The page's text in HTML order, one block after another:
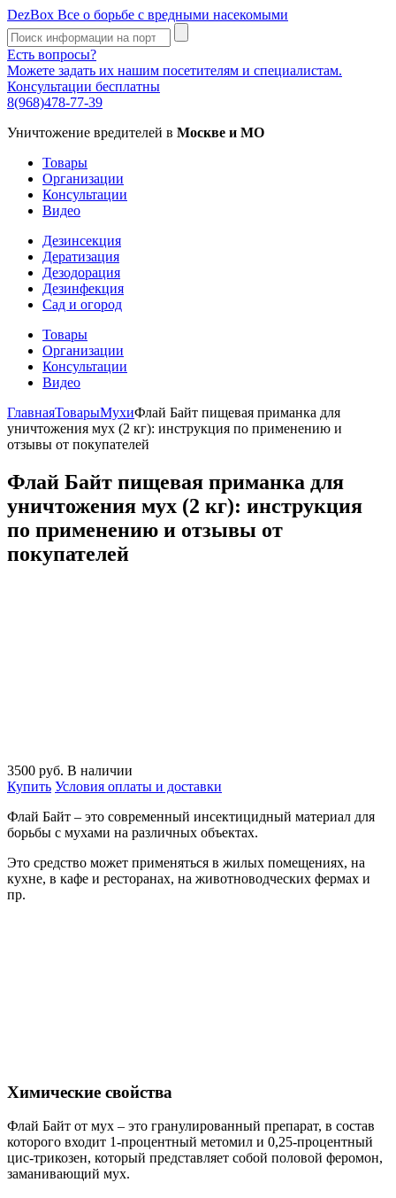
DezBox Все о борьбе с вредными насекомыми
Есть вопросы?
Можете задать их нашим посетителям и специалистам.
Консультации бесплатны
8(968)478-77-39
Уничтожение вредителей в Москве и МО
Товары
Организации
Консультации
Видео
Дезинсекция
Дератизация
Дезодорация
Дезинфекция
Сад и огород
Товары
Организации
Консультации
Видео
ГлавнаяТоварыМухиФлай Байт пищевая приманка для
уничтожения мух (2 кг): инструкция по применению и
отзывы от покупателей
Флай Байт пищевая приманка для
уничтожения мух (2 кг): инструкция
по применению и отзывы от
покупателей
3500 руб. В наличии
Купить Условия оплаты и доставки
Флай Байт – это современный инсектицидный материал для
борьбы с мухами на различных объектах.
Это средство может применяться в жилых помещениях, на
кухне, в кафе и ресторанах, на животноводческих фермах и
пр.
Химические свойства
Флай Байт от мух – это гранулированный препарат, в состав
которого входит 1-процентный метомил и 0,25-процентный
цис-трикозен, который представляет собой половой феромон,
заманивающий мух.